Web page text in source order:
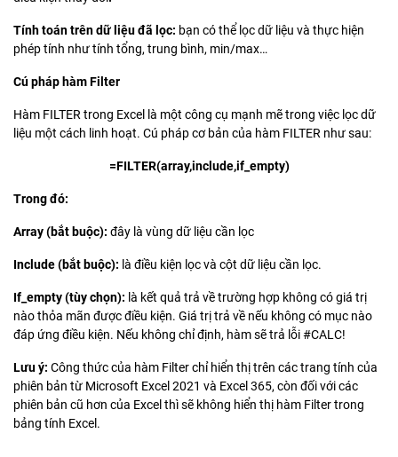
Tính toán trên dữ liệu đã lọc: bạn có thể lọc dữ liệu và thực hiện
phép tính như tính tổng, trung bình, min/max…
Cú pháp hàm Filter
Hàm FILTER trong Excel là một công cụ mạnh mẽ trong việc lọc dữ
liệu một cách linh hoạt. Cú pháp cơ bản của hàm FILTER như sau:
=FILTER(array,include,if_empty)
Trong đó:
Array (bắt buộc): đây là vùng dữ liệu cần lọc
Include (bắt buộc): là điều kiện lọc và cột dữ liệu cần lọc.
If_empty (tùy chọn): là kết quả trả về trường hợp không có giá trị
nào thỏa mãn được điều kiện. Giá trị trả về nếu không có mục nào
đáp ứng điều kiện. Nếu không chỉ định, hàm sẽ trả lỗi #CALC!
Lưu ý: Công thức của hàm Filter chỉ hiển thị trên các trang tính của
phiên bản từ Microsoft Excel 2021 và Excel 365, còn đối với các
phiên bản cũ hơn của Excel thì sẽ không hiển thị hàm Filter trong
bảng tính Excel.